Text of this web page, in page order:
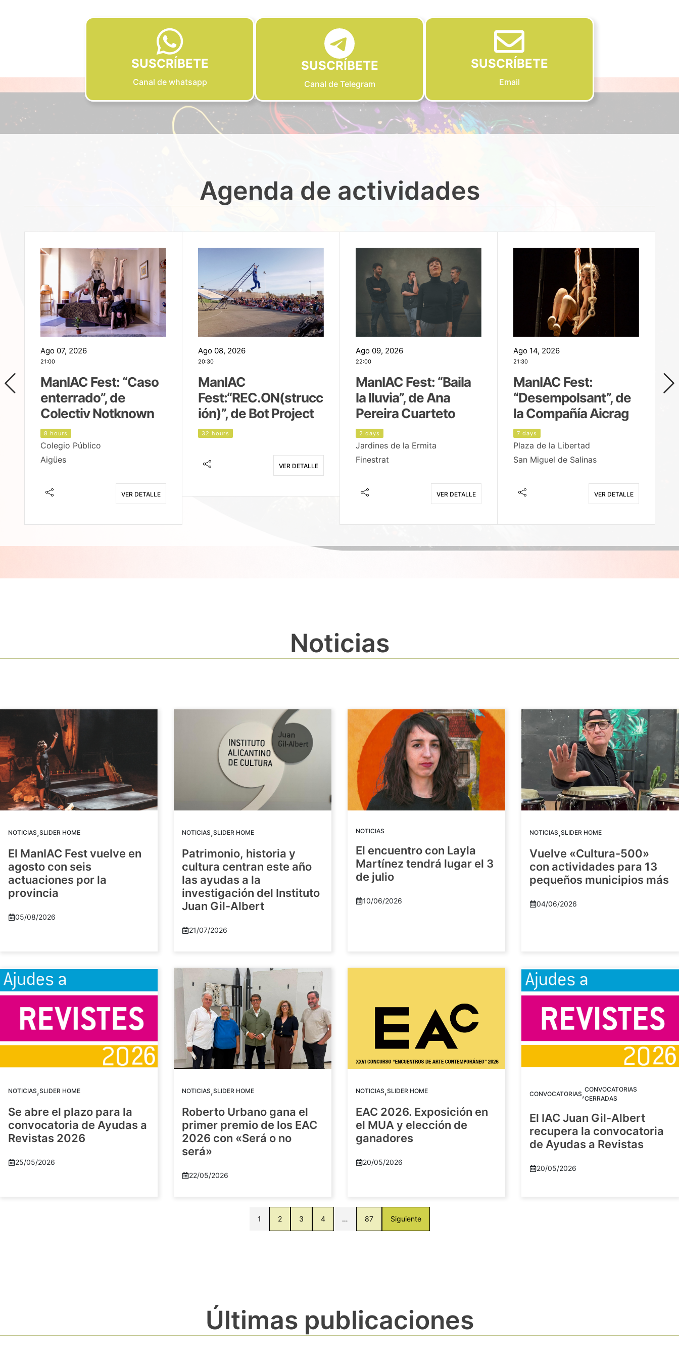
SUSCRÍBETE
Canal de whatsapp
SUSCRÍBETE
Canal de Telegram
SUSCRÍBETE
Email
Agenda de actividades
Ago 07, 2026
21:00
ManIAC Fest: “Caso
enterrado”, de
Colectiv Notknown
8 hours
Colegio Público
Aigües
VER DETALLE
Ago 08, 2026
20:30
ManIAC
Fest:“REC.ON(strucc
ión)”, de Bot Project
32 hours
VER DETALLE
Ago 09, 2026
22:00
ManIAC Fest: “Baila
la lluvia”, de Ana
Pereira Cuarteto
2 days
Jardines de la Ermita
Finestrat
VER DETALLE
Ago 14, 2026
21:30
ManIAC Fest:
“Desempolsant”, de
la Compañía Aicrag
7 days
Plaza de la Libertad
San Miguel de Salinas
VER DETALLE
Noticias
NOTICIAS,SLIDER HOME
El ManIAC Fest vuelve en
agosto con seis
actuaciones por la
provincia
05/08/2026
NOTICIAS,SLIDER HOME
Patrimonio, historia y
cultura centran este año
las ayudas a la
investigación del Instituto
Juan Gil-Albert
21/07/2026
NOTICIAS
El encuentro con Layla
Martínez tendrá lugar el 3
de julio
10/06/2026
NOTICIAS,SLIDER HOME
Vuelve «Cultura-500»
con actividades para 13
pequeños municipios más
04/06/2026
NOTICIAS,SLIDER HOME
Se abre el plazo para la
convocatoria de Ayudas a
Revistas 2026
25/05/2026
NOTICIAS,SLIDER HOME
Roberto Urbano gana el
primer premio de los EAC
2026 con «Será o no
será»
22/05/2026
NOTICIAS,SLIDER HOME
EAC 2026. Exposición en
el MUA y elección de
ganadores
20/05/2026
CONVOCATORIAS,CONVOCATORIAS
CERRADAS
El IAC Juan Gil-Albert
recupera la convocatoria
de Ayudas a Revistas
20/05/2026
1 2 3 4 … 87 Siguiente
Últimas publicaciones